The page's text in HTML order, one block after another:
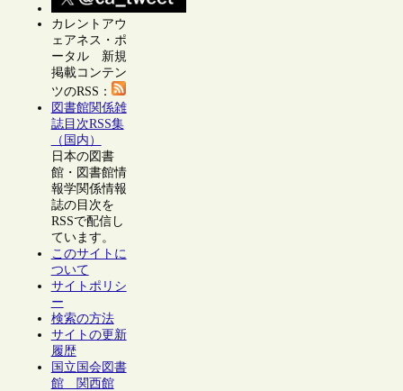
カレントアウ
ェアネス・ポ
ータル 新規
掲載コンテン
ツのRSS：
図書館関係雑
誌目次RSS集
（国内）
日本の図書
館・図書館情
報学関係情報
誌の目次を
RSSで配信し
ています。
このサイトに
ついて
サイトポリシ
ー
検索の方法
サイトの更新
履歴
国立国会図書
館 関西館